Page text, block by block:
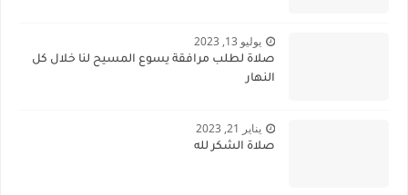
يوليو 13, 2023
صلاة لطلب مرافقة يسوع المسيح لنا خلال كل
النهار
يناير 21, 2023
صلاة الشكر لله